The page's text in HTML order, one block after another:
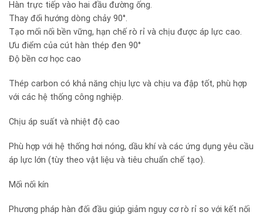
Hàn trực tiếp vào hai đầu đường ống.
Thay đổi hướng dòng chảy 90°.
Tạo mối nối bền vững, hạn chế rò rỉ và chịu được áp lực cao.
Ưu điểm của cút hàn thép đen 90°
Độ bền cơ học cao
Thép carbon có khả năng chịu lực và chịu va đập tốt, phù hợp
với các hệ thống công nghiệp.
Chịu áp suất và nhiệt độ cao
Phù hợp với hệ thống hơi nóng, dầu khí và các ứng dụng yêu cầu
áp lực lớn (tùy theo vật liệu và tiêu chuẩn chế tạo).
Mối nối kín
Phương pháp hàn đối đầu giúp giảm nguy cơ rò rỉ so với kết nối